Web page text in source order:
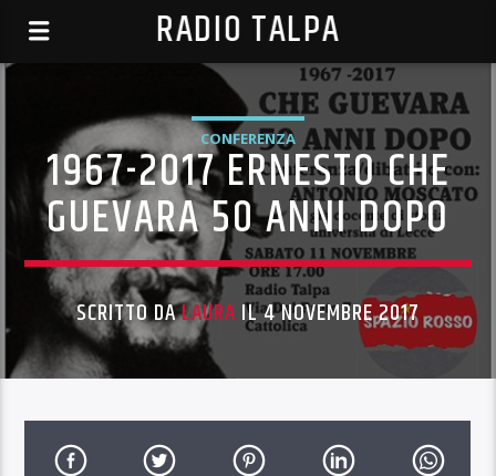
RADIO TALPA
CONFERENZA
1967-2017 ERNESTO CHE
GUEVARA 50 ANNI DOPO
SCRITTO DALAURA IL 4 NOVEMBRE 2017